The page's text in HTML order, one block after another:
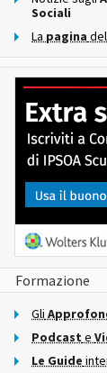
Sociali
La pagina
Formazione
Gli
Podcast e
Le Guide